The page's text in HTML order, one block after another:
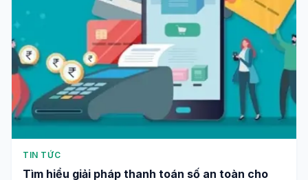
TIN TỨC
Tìm hiểu giải pháp thanh toán số an toàn cho